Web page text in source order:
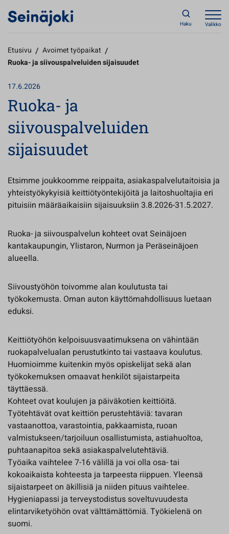
Haku Valikko
Etusivu / Avoimet työpaikat /
Ruoka- ja siivouspalveluiden sijaisuudet
17.6.2026
Ruoka- ja
siivouspalveluiden
sijaisuudet
Etsimme joukkoomme reippaita, asiakaspalvelutaitoisia ja
yhteistyökykyisiä keittiötyöntekijöitä ja laitoshuoltajia eri
pituisiin määräaikaisiin sijaisuuksiin 3.8.2026-31.5.2027.
Ruoka- ja siivouspalvelun kohteet ovat Seinäjoen
kantakaupungin, Ylistaron, Nurmon ja Peräseinäjoen
alueella.
Siivoustyöhön toivomme alan koulutusta tai
työkokemusta. Oman auton käyttömahdollisuus luetaan
eduksi.
Keittiötyöhön kelpoisuusvaatimuksena on vähintään
ruokapalvelualan perustutkinto tai vastaava koulutus.
Huomioimme kuitenkin myös opiskelijat sekä alan
työkokemuksen omaavat henkilöt sijaistarpeita
täyttäessä.
Kohteet ovat koulujen ja päiväkotien keittiöitä.
Työtehtävät ovat keittiön perustehtäviä: tavaran
vastaanottoa, varastointia, pakkaamista, ruoan
valmistukseen/tarjoiluun osallistumista, astiahuoltoa,
puhtaanapitoa sekä asiakaspalvelutehtäviä.
Työaika vaihtelee 7-16 välillä ja voi olla osa- tai
kokoaikaista kohteesta ja tarpeesta riippuen. Yleensä
sijaistarpeet on äkillisiä ja niiden pituus vaihtelee.
Hygieniapassi ja terveystodistus soveltuvuudesta
elintarviketyöhön ovat välttämättömiä. Työkielenä on
suomi.